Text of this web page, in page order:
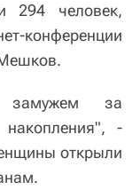
294 человек,
конференции
замужем за
-
открыли